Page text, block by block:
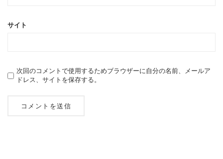
サイト
次回のコメントで使用するためブラウザーに自分の名前、メールア
ドレス、サイトを保存する。